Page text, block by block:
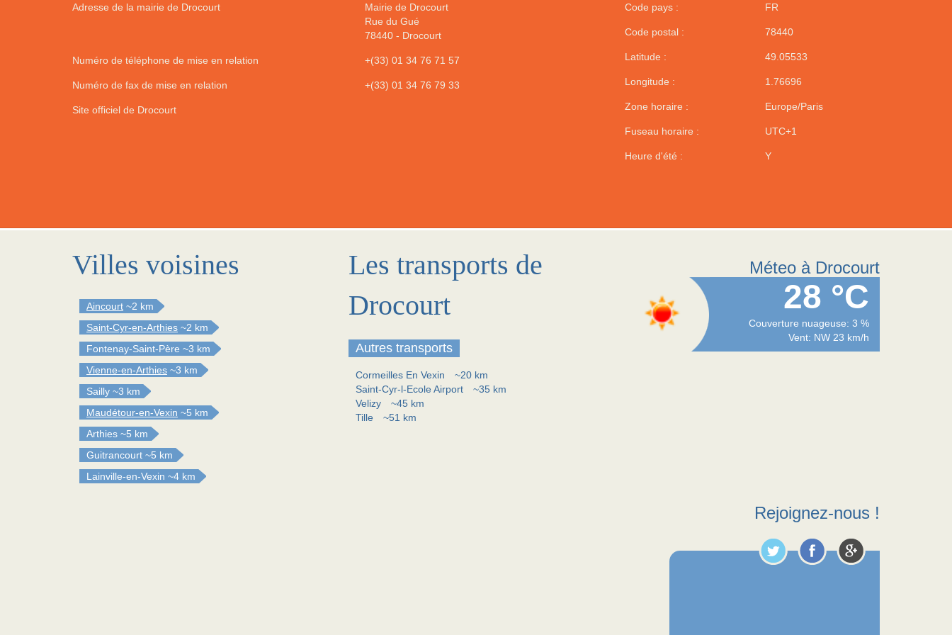
Adresse de la mairie de Drocourt
Mairie de Drocourt
Rue du Gué
78440- Drocourt
Numéro de téléphone de mise en relation +(33) 01 34 76 71 57
Numéro de fax de mise en relation +(33) 01 34 76 79 33
Site officiel de Drocourt
Code pays : FR
Code postal : 78440
Latitude : 49.05533
Longitude : 1.76696
Zone horaire : Europe/Paris
Fuseau horaire : UTC+1
Heure d'été : Y
Villes voisines
Aincourt ~2 km
Saint-Cyr-en-Arthies ~2 km
Fontenay-Saint-Père ~3 km
Vienne-en-Arthies ~3 km
Sailly ~3 km
Maudétour-en-Vexin ~5 km
Arthies ~5 km
Guitrancourt ~5 km
Lainville-en-Vexin ~4 km
Les transports de
Drocourt
Autres transports
Cormeilles En Vexin
~20 km
Saint-Cyr-l-Ecole Airport
~35 km
Velizy
~45 km
Tille
~51 km
Méteo à Drocourt
28 °C
Couverture nuageuse: 3 %
Vent: NW 23 km/h
Rejoignez-nous !